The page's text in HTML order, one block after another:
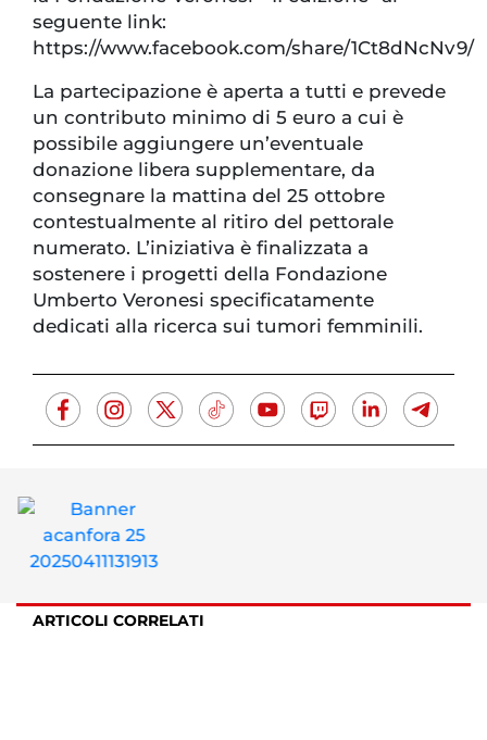
seguente link:
https://www.facebook.com/share/1Ct8dNcNv9/
La partecipazione è aperta a tutti e prevede
un contributo minimo di 5 euro a cui è
possibile aggiungere un’eventuale
donazione libera supplementare, da
consegnare la mattina del 25 ottobre
contestualmente al ritiro del pettorale
numerato. L’iniziativa è finalizzata a
sostenere i progetti della Fondazione
Umberto Veronesi specificatamente
dedicati alla ricerca sui tumori femminili.
ARTICOLI CORRELATI